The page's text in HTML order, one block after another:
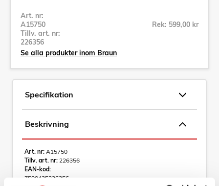
Art. nr:
A15750
Tillv. art. nr:
226356
Rek: 599,00 kr
Se alla produkter inom Braun
Specifikation
Beskrivning
Art. nr: A15750
Tillv. art. nr: 226356
EAN-kod:
7500435226356